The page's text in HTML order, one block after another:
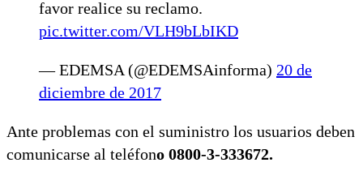
favor realice su reclamo.
pic.twitter.com/VLH9bLbIKD
— EDEMSA (@EDEMSAinforma) 20 de
diciembre de 2017
Ante problemas con el suministro los usuarios deben
comunicarse al teléfono 0800-3-333672.